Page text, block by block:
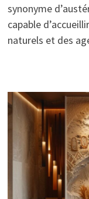
synonyme
capable
naturels et des